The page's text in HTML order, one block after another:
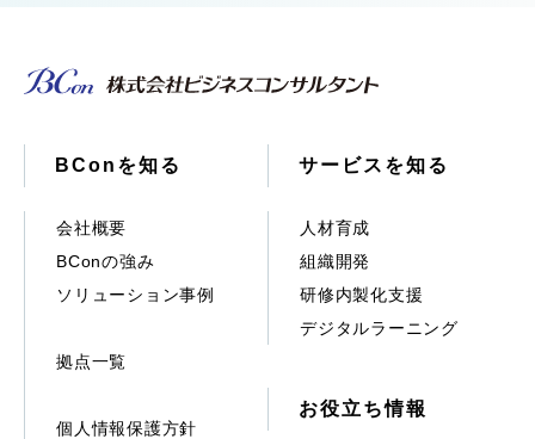
BConを知る
会社概要
BConの強み
ソリューション事例
拠点一覧
個人情報保護方針
サービスを知る
人材育成
組織開発
研修内製化支援
デジタルラーニング
お役立ち情報